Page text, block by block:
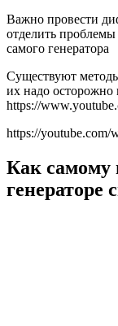
Важно провести
отделить
самого генератора
Существуют
их надо
https://
https://
Как самому
генераторе